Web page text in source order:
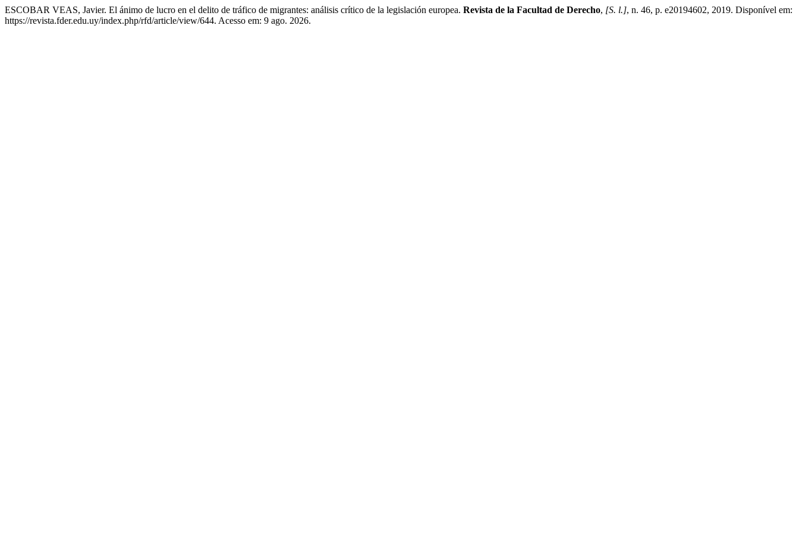
ESCOBAR VEAS, Javier. El ánimo de lucro en el delito de tráfico de migrantes: análisis crítico de la legislación europea. Revista de la Facultad de Derecho, [S. l.], n. 46, p. e20194602, 2019. Disponível em:
https://revista.fder.edu.uy/index.php/rfd/article/view/644. Acesso em: 9 ago. 2026.